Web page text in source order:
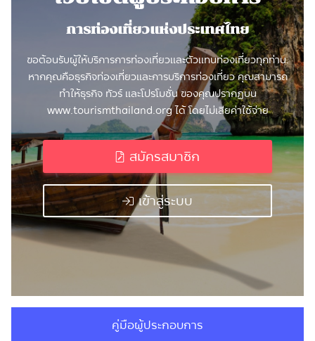
การท่องเที่ยวแห่งประเทศไทย
ขอต้อนรับผู้ให้บริการการท่องเที่ยวและตัวแทนท่องเที่ยวทุกท่าน.
หากคุณคือธุรกิจท่องเที่ยวและการบริการท่องเที่ยว คุณสามารถ
ทำให้ธุรกิจ ทัวร์ และโปรโมชั่น ของคุณปรากฏบน
www.tourismthailand.org ได้ โดยไม่เสียค่าใช้จ่าย
สมัครสมาชิก
เข้าสู่ระบบ
คู่มือผู้ประกอบการ